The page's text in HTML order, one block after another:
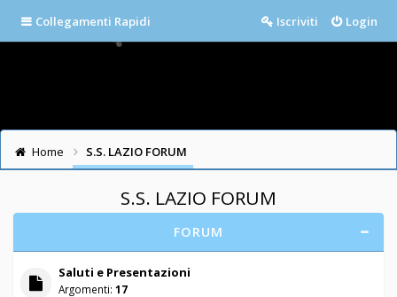
Collegamenti Rapidi Login
Iscriviti
Home S.S. LAZIO FORUM
S.S. LAZIO FORUM
FORUM
Saluti e Presentazioni
Argomenti: 17